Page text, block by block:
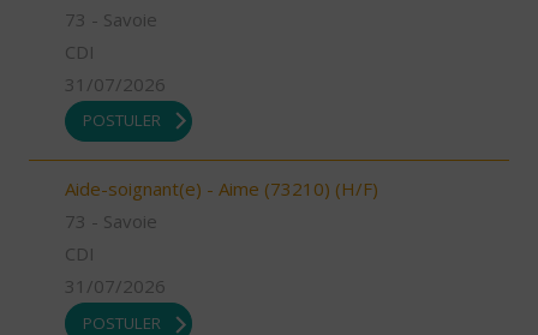
73 - Savoie
CDI
31/07/2026
POSTULER
Aide-soignant(e) - Aime (73210) (H/F)
73 - Savoie
CDI
31/07/2026
POSTULER